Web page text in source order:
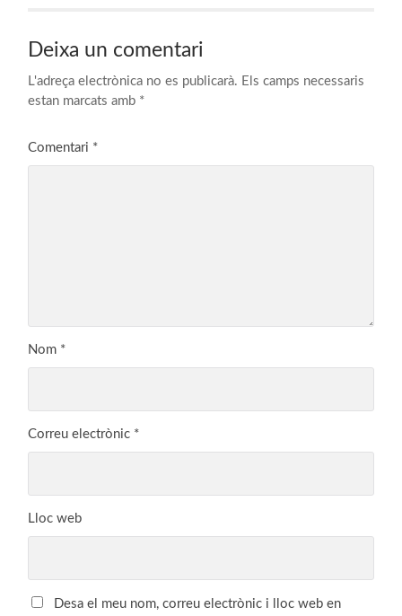
Deixa un comentari
L'adreça electrònica no es publicarà. Els camps necessaris
estan marcats amb *
Comentari *
Nom *
Correu electrònic *
Lloc web
Desa el meu nom, correu electrònic i lloc web en